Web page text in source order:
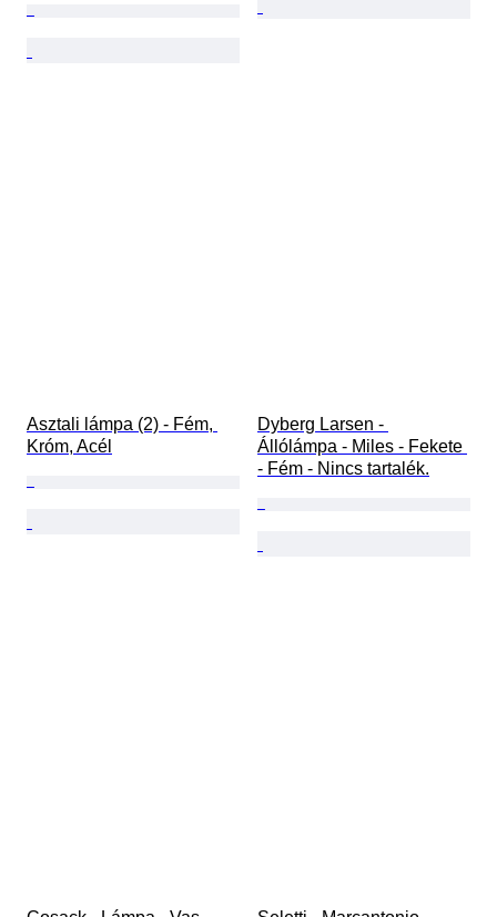
Asztali lámpa (2) - Fém,
Króm, Acél
Dyberg Larsen -
Állólámpa - Miles - Fekete
- Fém - Nincs tartalék.